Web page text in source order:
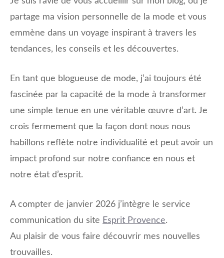
partage ma vision personnelle de la mode et vous
emmène dans un voyage inspirant à travers les
tendances, les conseils et les découvertes.
En tant que blogueuse de mode, j’ai toujours été
fascinée par la capacité de la mode à transformer
une simple tenue en une véritable œuvre d’art. Je
crois fermement que la façon dont nous nous
habillons reflète notre individualité et peut avoir un
impact profond sur notre confiance en nous et
notre état d’esprit.
A compter de janvier 2026 j’intègre le service
communication du site Esprit Provence.
Au plaisir de vous faire découvrir mes nouvelles
trouvailles.